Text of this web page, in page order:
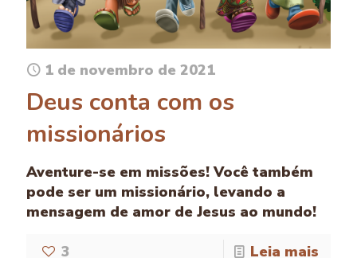
1 de novembro de 2021
Deus conta com os
missionários
Aventure-se em missões! Você também
pode ser um missionário, levando a
mensagem de amor de Jesus ao mundo!
3 Leia mais